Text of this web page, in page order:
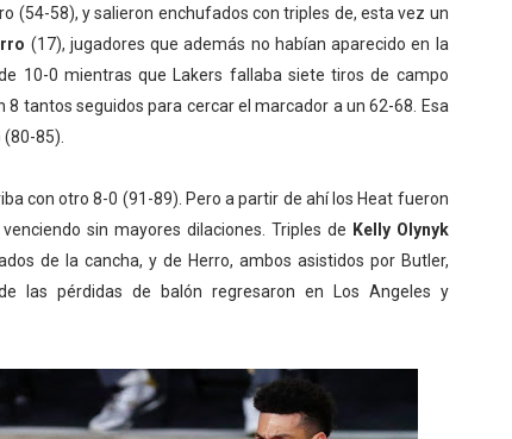
(54-58), y salieron enchufados con triples de, esta vez un
(17), jugadores que además no habían aparecido en la
10-0 mientras que Lakers fallaba siete tiros de campo
tantos seguidos para cercar el marcador a un 62-68. Esa
85).
con otro 8-0 (91-89). Pero a partir de ahí los Heat fueron
sin mayores dilaciones. Triples de Kelly Olynyk
de la cancha, y de Herro, ambos asistidos por Butler,
las pérdidas de balón regresaron en Los Angeles y